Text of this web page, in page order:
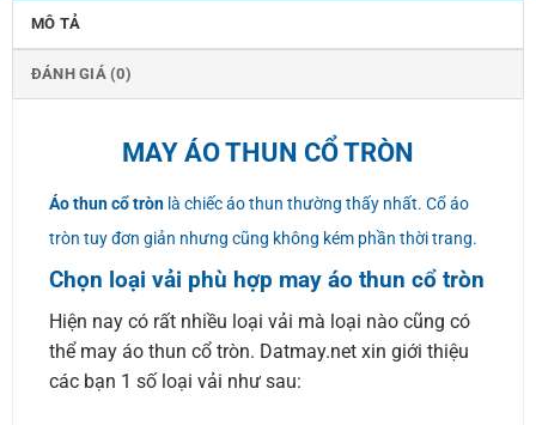
MÔ TẢ
ĐÁNH GIÁ (0)
MAY ÁO THUN CỔ TRÒN
Áo thun cổ trònlà chiếc áo thun thường thấy nhất. Cổ áo
tròn tuy đơn giản nhưng cũng không kém phần thời trang.
Chọn loại vải phù hợp may áo thun cổ tròn
Hiện nay có rất nhiều loại vải mà loại nào cũng có
thể may áo thun cổ tròn. Datmay.net xin giới thiệu
các bạn 1 số loại vải như sau: